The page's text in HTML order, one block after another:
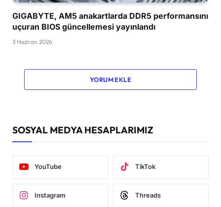
GIGABYTE, AM5 anakartlarda DDR5 performansını
uçuran BIOS güncellemesi yayınlandı
3 Haziran 2026
YORUM EKLE
SOSYAL MEDYA HESAPLARIMIZ
YouTube TikTok
Instagram Threads